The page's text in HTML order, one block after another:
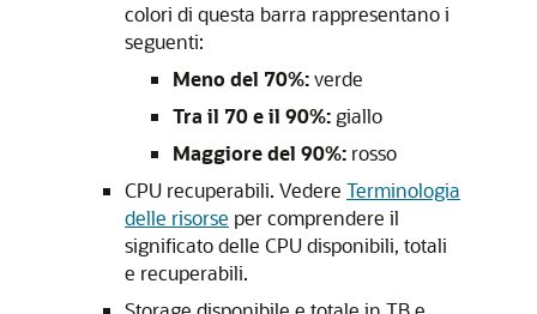
colori di questa barra rappresentano i
seguenti:
Meno del 70%:verde
Tra il 70 e il 90%:giallo
Maggiore del 90%: rosso
CPU recuperabili. Vedere Terminologia
delle risorse per comprendere il
significato delle CPU disponibili, totali
e recuperabili.